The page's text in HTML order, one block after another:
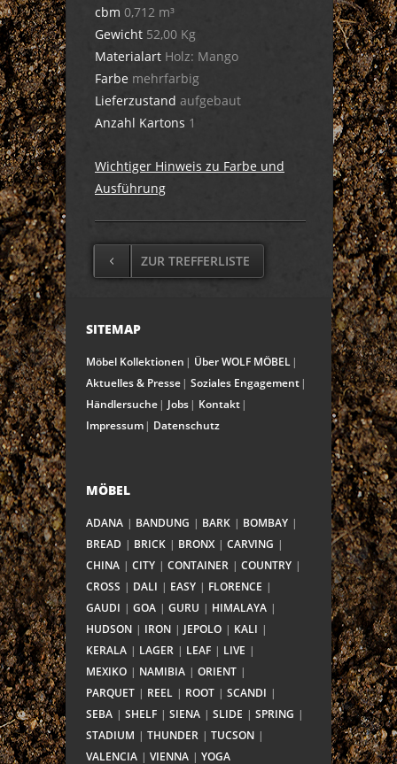
cbm 0,712 m³
Gewicht 52,00 Kg
Materialart Holz: Mango
Farbe mehrfarbig
Lieferzustand aufgebaut
Anzahl Kartons 1
Wichtiger Hinweis zu Farbe und
Ausführung
ZUR TREFFERLISTE
SITEMAP
Möbel Kollektionen
Über WOLF MÖBEL
Aktuelles & Presse
Soziales Engagement
Händlersuche
Jobs
Kontakt
Impressum
Datenschutz
MÖBEL
ADANA BANDUNG BARK
BOMBAY
BREAD
BRICK BRONX
CARVING
CHINA
CITY CONTAINER
COUNTRY
CROSS
DALI EASY
FLORENCE
GAUDI
GOA GURU
HIMALAYA
HUDSON
IRON JEPOLO
KALI
KERALA
LAGER LEAF
LIVE
MEXIKO
NAMIBIA
ORIENT
PARQUET
REEL ROOT
SCANDI
SEBA
SHELF SIENA SLIDE
SPRING
STADIUM
THUNDER
TUCSON
VALENCIA
VIENNA YOGA